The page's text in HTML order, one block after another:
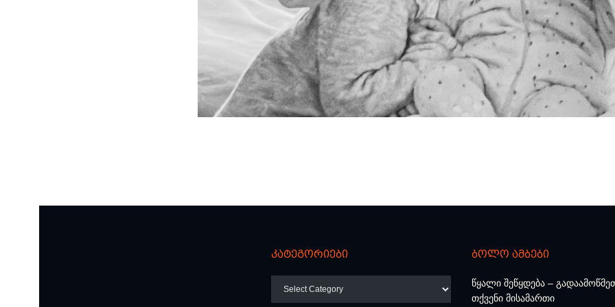
კატეგორიები ბოლო ამბები
წყალი შეწყდება –
თქვენი მისამართი